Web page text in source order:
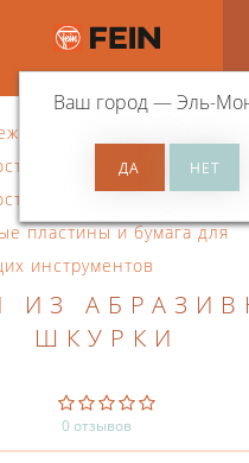
Ваш город —Эль-
к осцил. инструменту
MultiMaster
пластины и бумага для
инструментов
ИЗ
ШКУРКИ
0 отзывов